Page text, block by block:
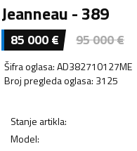
Jeanneau - 389
85 000€ 95 000€
Šifra oglasa:AD382710127ME
Broj pregleda oglasa: 3125
Stanje artikla:
Model: